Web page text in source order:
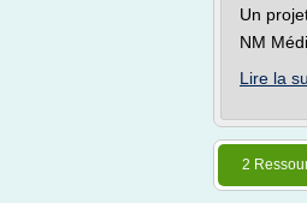
Un
NM
Lire la
2